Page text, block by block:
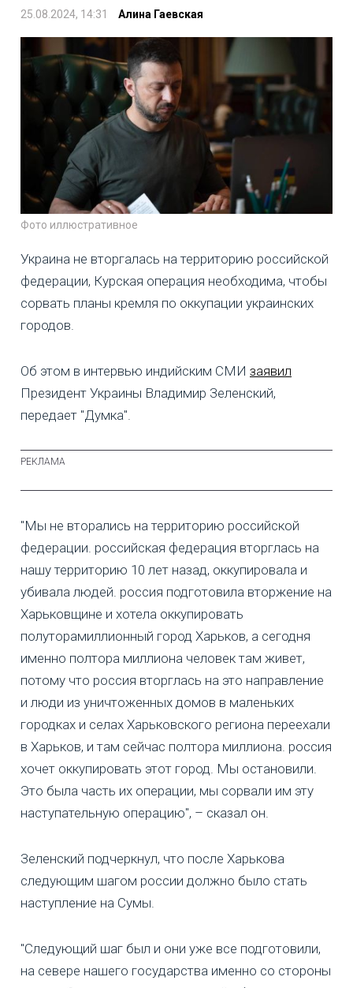
25.08.2024, 14:31 Алина Гаевская
Фото иллюстративное
Украина не вторгалась на территорию российской
федерации, Курская операция необходима, чтобы
сорвать планы кремля по оккупации украинских
городов.
Об этом в интервью индийским СМИ заявил
Президент Украины Владимир Зеленский,
передает "Думка".
"Мы не вторались на территорию российской
федерации. российская федерация вторглась на
нашу территорию 10 лет назад, оккупировала и
убивала людей. россия подготовила вторжение на
Харьковщине и хотела оккупировать
полуторамиллионный город Харьков, а сегодня
именно полтора миллиона человек там живет,
потому что россия вторглась на это направление
и люди из уничтоженных домов в маленьких
городках и селах Харьковского региона переехали
в Харьков, и там сейчас полтора миллиона. россия
хочет оккупировать этот город. Мы остановили.
Это была часть их операции, мы сорвали им эту
наступательную операцию", – сказал он.
Зеленский подчеркнул, что после Харькова
следующим шагом россии должно было стать
наступление на Сумы.
"Следующий шаг был и они уже все подготовили,
на севере нашего государства именно со стороны